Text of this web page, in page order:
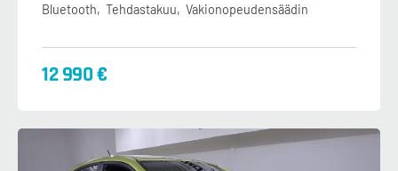
Bluetooth Tehdastakuu Vakionopeudensäädin
12 990 €